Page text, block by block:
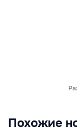
Похожие